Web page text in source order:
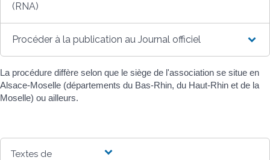
(RNA)
Procéder à la publication au Journal officiel
La procédure diffère selon que le siège de l'association se situe en
Alsace-Moselle (départements du Bas-Rhin, du Haut-Rhin et de la
Moselle) ou ailleurs.
Textes de